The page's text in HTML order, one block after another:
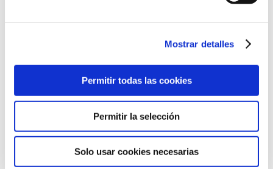
Mostrar detalles
Permitir todas las cookies
Permitir la selección
Solo usar cookies necesarias
Acepto las condiciones de uso y política de